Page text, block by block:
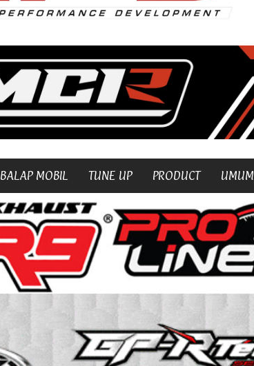
BALAP MOBIL TUNE UP PRODUCT UMUM